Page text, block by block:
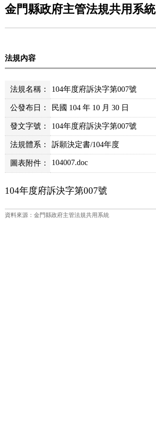
金門縣政府主管法規共用系統
法規內容
法規名稱： 104年度府訴決字第007號
公發布日： 民國 104 年 10 月 30 日
發文字號： 104年度府訴決字第007號
法規體系： 訴願決定書/104年度
圖表附件： 104007.doc
104年度府訴決字第007號
資料來源：金門縣政府主管法規共用系統